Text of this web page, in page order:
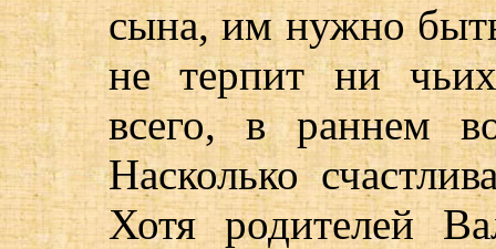
сына, им нужно
не терпит ни
всего, в раннем
Насколько
Хотя родителей